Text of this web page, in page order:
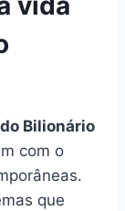
Bilionário
com o
que